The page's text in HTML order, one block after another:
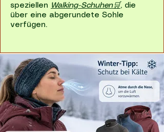
speziellen Walking-Schuhen🛒, die
über eine abgerundete Sohle
verfügen.